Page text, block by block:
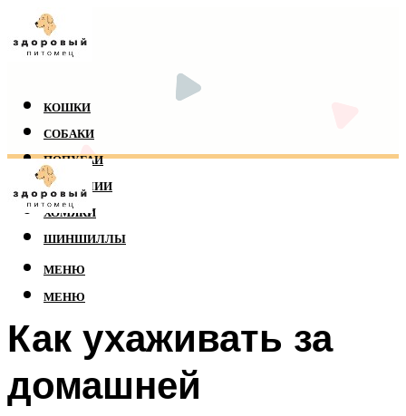
КОШКИ
СОБАКИ
ПОПУГАИ
РЕПТИЛИИ
ХОМЯКИ
ШИНШИЛЛЫ
МЕНЮ
МЕНЮ
Как ухаживать за
домашней